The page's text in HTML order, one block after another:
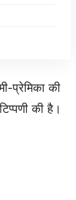
प्रेमिका की
की है।